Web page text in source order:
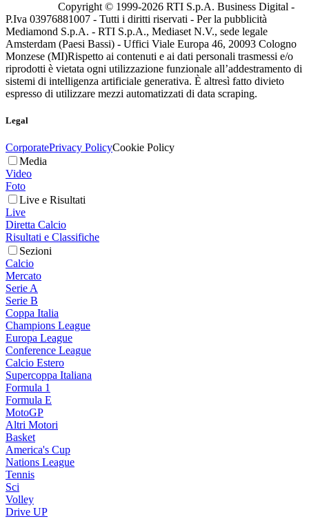
Copyright © 1999-2026 RTI S.p.A. Business Digital -
P.Iva 03976881007 - Tutti i diritti riservati - Per la pubblicità
Mediamond S.p.A. - RTI S.p.A., Mediaset N.V., sede legale
Amsterdam (Paesi Bassi) - Uffici Viale Europa 46, 20093 Cologno
Monzese (MI)Rispetto ai contenuti e ai dati personali trasmessi e/o
riprodotti è vietata ogni utilizzazione funzionale all’addestramento di
sistemi di intelligenza artificiale generativa. È altresì fatto divieto
espresso di utilizzare mezzi automatizzati di data scraping.
Legal
CorporatePrivacy PolicyCookie Policy
Media
Video
Foto
Live e Risultati
Live
Diretta Calcio
Risultati e Classifiche
Sezioni
Calcio
Mercato
Serie A
Serie B
Coppa Italia
Champions League
Europa League
Conference League
Calcio Estero
Supercoppa Italiana
Formula 1
Formula E
MotoGP
Altri Motori
Basket
America's Cup
Nations League
Tennis
Sci
Volley
Drive UP